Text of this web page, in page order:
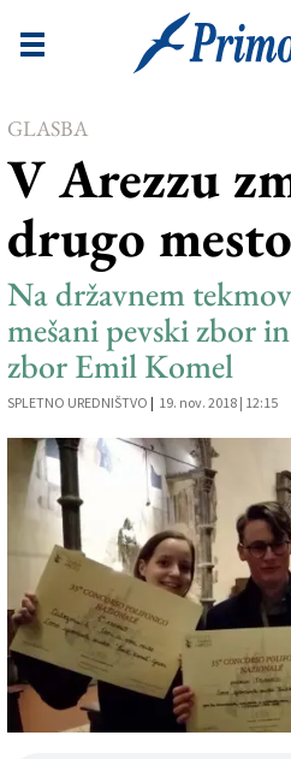
Novice
Goriška
Kultura
Šport
Še
Vreme
V Kioskih
Uredništvo
Založnik
Zadruga PD
Naročnine
GLASBA
V Arezzu
drugo mesto
Na državnem
mešani pevski zbor
zbor Emil Komel
SPLETNO UREDNIŠTVO | 19. nov. 2018 | 12:15